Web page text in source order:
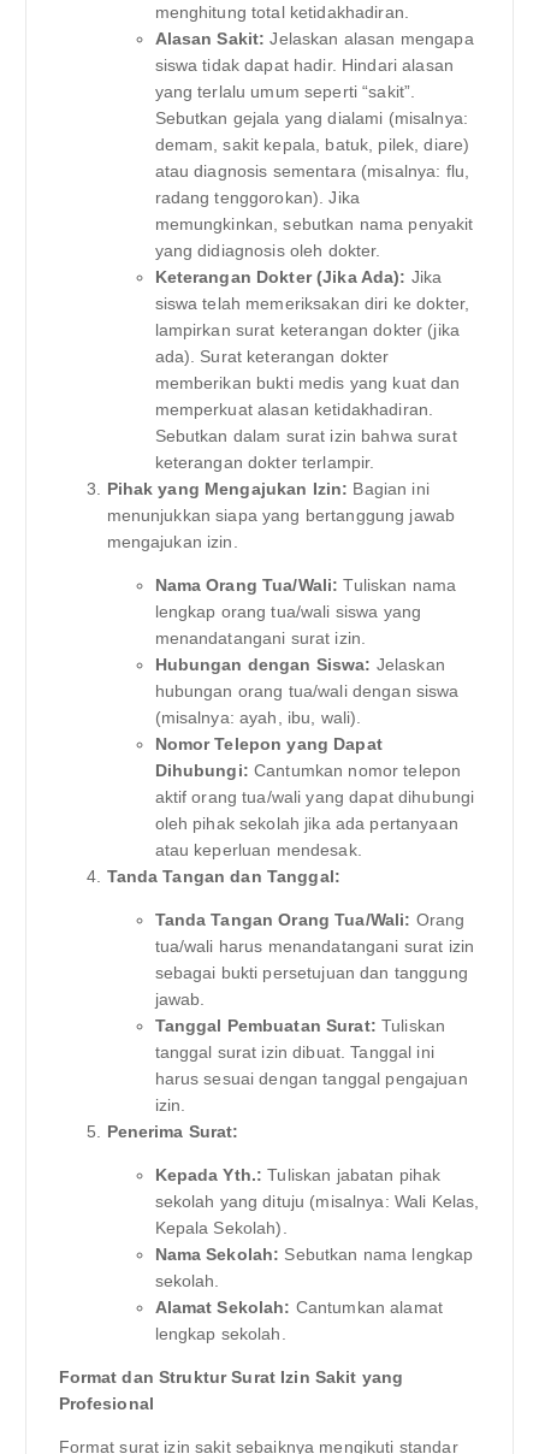
menghitung total ketidakhadiran.
Alasan Sakit: Jelaskan alasan mengapa
siswa tidak dapat hadir. Hindari alasan
yang terlalu umum seperti “sakit”.
Sebutkan gejala yang dialami (misalnya:
demam, sakit kepala, batuk, pilek, diare)
atau diagnosis sementara (misalnya: flu,
radang tenggorokan). Jika
memungkinkan, sebutkan nama penyakit
yang didiagnosis oleh dokter.
Keterangan Dokter (Jika Ada): Jika
siswa telah memeriksakan diri ke dokter,
lampirkan surat keterangan dokter (jika
ada). Surat keterangan dokter
memberikan bukti medis yang kuat dan
memperkuat alasan ketidakhadiran.
Sebutkan dalam surat izin bahwa surat
keterangan dokter terlampir.
Pihak yang Mengajukan Izin: Bagian ini
menunjukkan siapa yang bertanggung jawab
mengajukan izin.
Nama Orang Tua/Wali: Tuliskan nama
lengkap orang tua/wali siswa yang
menandatangani surat izin.
Hubungan dengan Siswa: Jelaskan
hubungan orang tua/wali dengan siswa
(misalnya: ayah, ibu, wali).
Nomor Telepon yang Dapat
Dihubungi: Cantumkan nomor telepon
aktif orang tua/wali yang dapat dihubungi
oleh pihak sekolah jika ada pertanyaan
atau keperluan mendesak.
Tanda Tangan dan Tanggal:
Tanda Tangan Orang Tua/Wali: Orang
tua/wali harus menandatangani surat izin
sebagai bukti persetujuan dan tanggung
jawab.
Tanggal Pembuatan Surat: Tuliskan
tanggal surat izin dibuat. Tanggal ini
harus sesuai dengan tanggal pengajuan
izin.
Penerima Surat:
Kepada Yth.: Tuliskan jabatan pihak
sekolah yang dituju (misalnya: Wali Kelas,
Kepala Sekolah).
Nama Sekolah: Sebutkan nama lengkap
sekolah.
Alamat Sekolah: Cantumkan alamat
lengkap sekolah.
Format dan Struktur Surat Izin Sakit yang
Profesional
Format surat izin sakit sebaiknya mengikuti standar